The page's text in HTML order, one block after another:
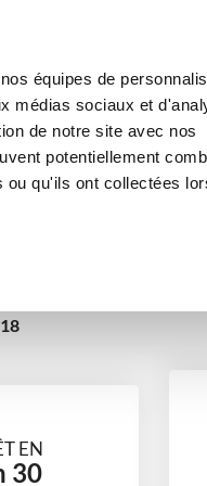
équipes de
médias sociaux et
de notre site avec nos
potentiellement
qu'ils ont collectées
double
Tea time Galette
EN
30